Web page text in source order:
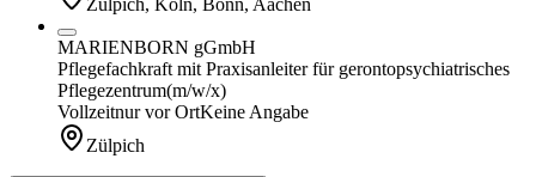
Zülpich, Köln, Bonn, Aachen
MARIENBORN gGmbH
Pflegefachkraft mit Praxisanleiter für gerontopsychiatrisches
Pflegezentrum(m/w/x)
Vollzeitnur vor OrtKeine Angabe
Zülpich